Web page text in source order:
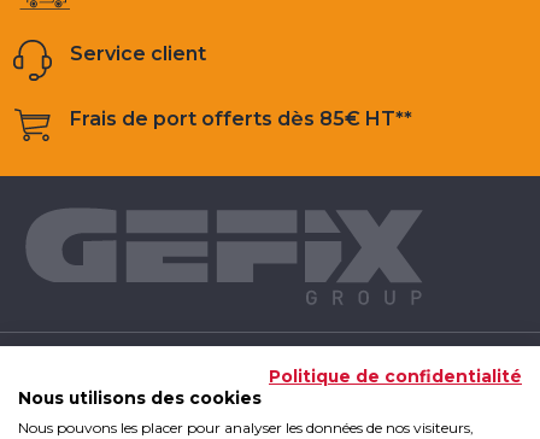
Service client
Frais de port offerts dès 85€ HT**
Politique de confidentialité
Nous utilisons des cookies
Nous pouvons les placer pour analyser les données de nos visiteurs,